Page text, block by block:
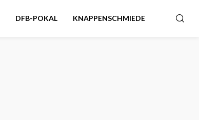
DFB-POKAL KNAPPENSCHMIEDE